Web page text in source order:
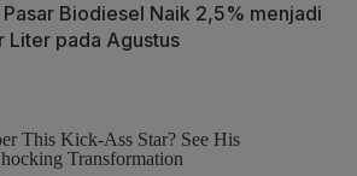
Biodiesel Naik 2,5% menjadi
Liter pada Agustus